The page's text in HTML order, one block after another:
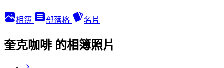
相簿 部落格 名片
奎克咖啡 的相簿照片